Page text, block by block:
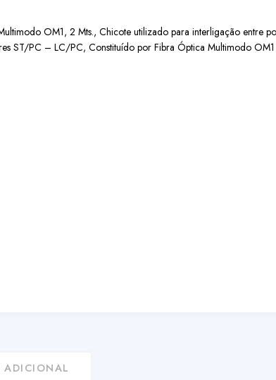
OM1, 2 Mts., Chicote utilizado para interligação entre
ST/PC – LC/PC, Constituído por Fibra Óptica Multimodo
ADICIONAL